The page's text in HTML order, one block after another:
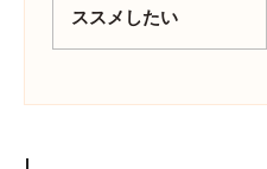
ススメしたい